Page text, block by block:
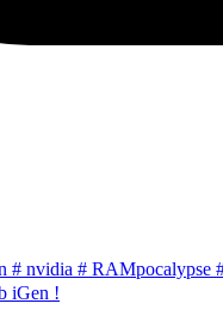
# nvidia # RAMpocalypse
iGen !